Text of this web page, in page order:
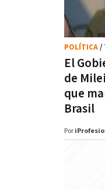
El
de
que
Brasil
POLÍTICA/
Por